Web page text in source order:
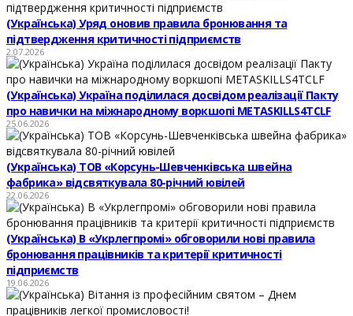
(Українська) Уряд оновив правила бронювання та
підтвердження критичності підприємств
2.07.2026
(Українська) Україна поділилася досвідом реалізації Пакту
про навички на міжнародному воркшопі METASKILLS4TCLF
25.06.2026
(Українська) ТОВ «Корсунь-Шевченківська швейна
фабрика» відсвяткувала 80-річний ювілей
22.06.2026
(Українська) В «Укрлегпромі» обговорили нові правила
бронювання працівників та критерії критичності
підприємств
19.06.2026